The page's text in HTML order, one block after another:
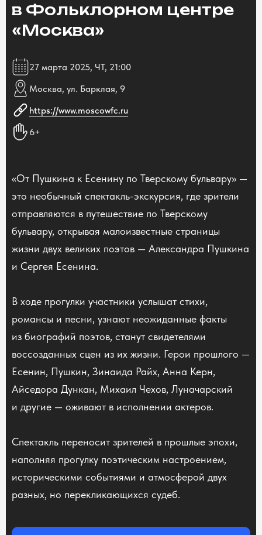
в Фольклорном центре
«Москва»
27 марта 2025, ЧТ, 21:00
Москва, ул. Барклая, 9
https://www.moscowfc.ru
6+
«От Пушкина к Есенину по Тверскому бульвару» —
это необычный спектакль-экскурсия, где зрители
отправляются в путешествие по Тверскому
бульвару, открывая малоизвестные страницы
жизни двух великих поэтов — Александра Пушкина
и Сергея Есенина.
В ходе прогулки участники услышат стихи,
романсы и песни, узнают неожиданные факты
из биографий поэтов, станут свидетелями
воссозданных сцен из их жизни. Герои прошлого —
Есенин, Пушкин, Зинаида Райх, Анна Керн,
Айседора Дункан, Михаил Чехов, Луначарский
и другие — оживают в исполнении актеров.
Спектакль переносит зрителей в прошлые эпохи,
наполняя прогулку поэтическим настроением,
историческими событиями и атмосферой двух
разных, но перекликающихся судеб.